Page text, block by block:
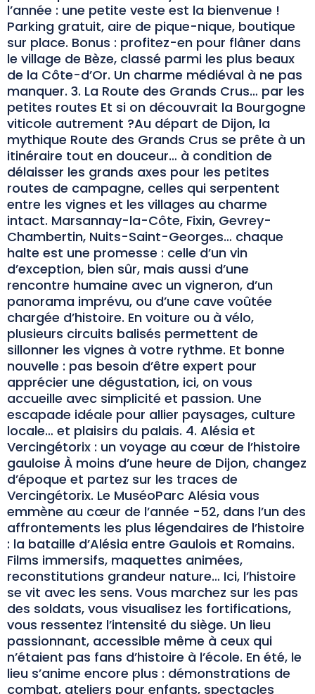
l’année : une petite veste est la bienvenue !
Parking gratuit, aire de pique-nique, boutique
sur place. Bonus : profitez-en pour flâner dans
le village de Bèze, classé parmi les plus beaux
de la Côte-d’Or. Un charme médiéval à ne pas
manquer. 3. La Route des Grands Crus… par les
petites routes Et si on découvrait la Bourgogne
viticole autrement ?Au départ de Dijon, la
mythique Route des Grands Crus se prête à un
itinéraire tout en douceur… à condition de
délaisser les grands axes pour les petites
routes de campagne, celles qui serpentent
entre les vignes et les villages au charme
intact. Marsannay-la-Côte, Fixin, Gevrey-
Chambertin, Nuits-Saint-Georges… chaque
halte est une promesse : celle d’un vin
d’exception, bien sûr, mais aussi d’une
rencontre humaine avec un vigneron, d’un
panorama imprévu, ou d’une cave voûtée
chargée d’histoire. En voiture ou à vélo,
plusieurs circuits balisés permettent de
sillonner les vignes à votre rythme. Et bonne
nouvelle : pas besoin d’être expert pour
apprécier une dégustation, ici, on vous
accueille avec simplicité et passion. Une
escapade idéale pour allier paysages, culture
locale… et plaisirs du palais. 4. Alésia et
Vercingétorix : un voyage au cœur de l’histoire
gauloise À moins d’une heure de Dijon, changez
d’époque et partez sur les traces de
Vercingétorix. Le MuséoParc Alésia vous
emmène au cœur de l’année -52, dans l’un des
affrontements les plus légendaires de l’histoire
: la bataille d’Alésia entre Gaulois et Romains.
Films immersifs, maquettes animées,
reconstitutions grandeur nature… Ici, l’histoire
se vit avec les sens. Vous marchez sur les pas
des soldats, vous visualisez les fortifications,
vous ressentez l’intensité du siège. Un lieu
passionnant, accessible même à ceux qui
n’étaient pas fans d’histoire à l’école. En été, le
lieu s’anime encore plus : démonstrations de
combat, ateliers pour enfants, spectacles